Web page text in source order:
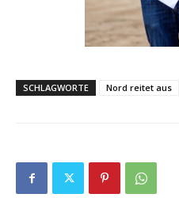
SCHLAGWORTE Nord reitet aus